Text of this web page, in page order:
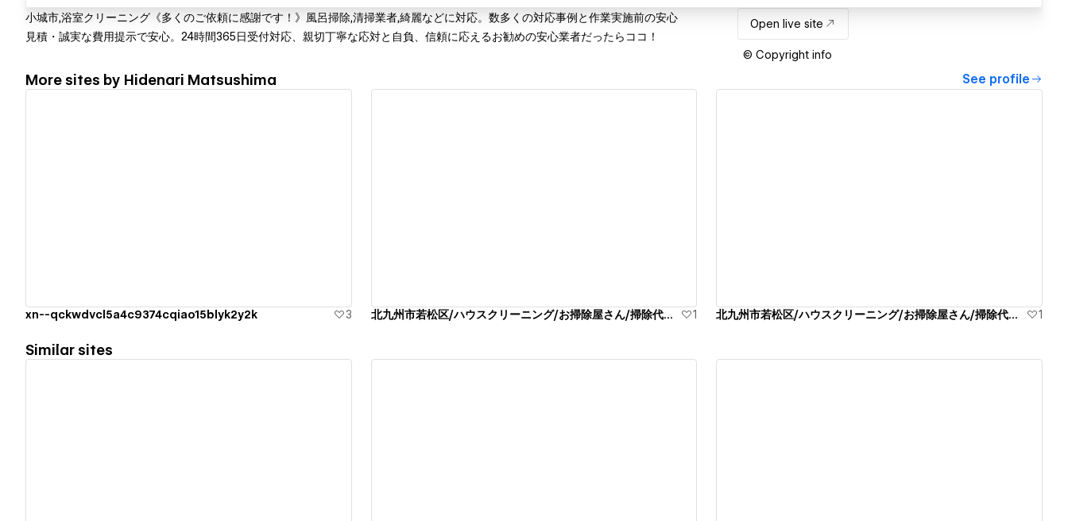
小城市,浴室クリーニング《多くのご依頼に感謝です！》風呂掃除,清掃業者,綺麗などに対応。数多くの対応事例と作業実施前の安心
見積・誠実な費用提示で安心。24時間365日受付対応、親切丁寧な応対と自負、信頼に応えるお勧めの安心業者だったらココ！
Open live site
© Copyright info
More sites by Hidenari Matsushima See profile
xn--qckwdvcl5a4c9374cqiao15blyk2y2k 3 北九州市若松区/ハウスクリーニング/お掃除屋さん/掃除代行業者 1 北九州市若松区/ハウスクリーニング/お掃除屋さん/掃除代行業者 1
Similar sites